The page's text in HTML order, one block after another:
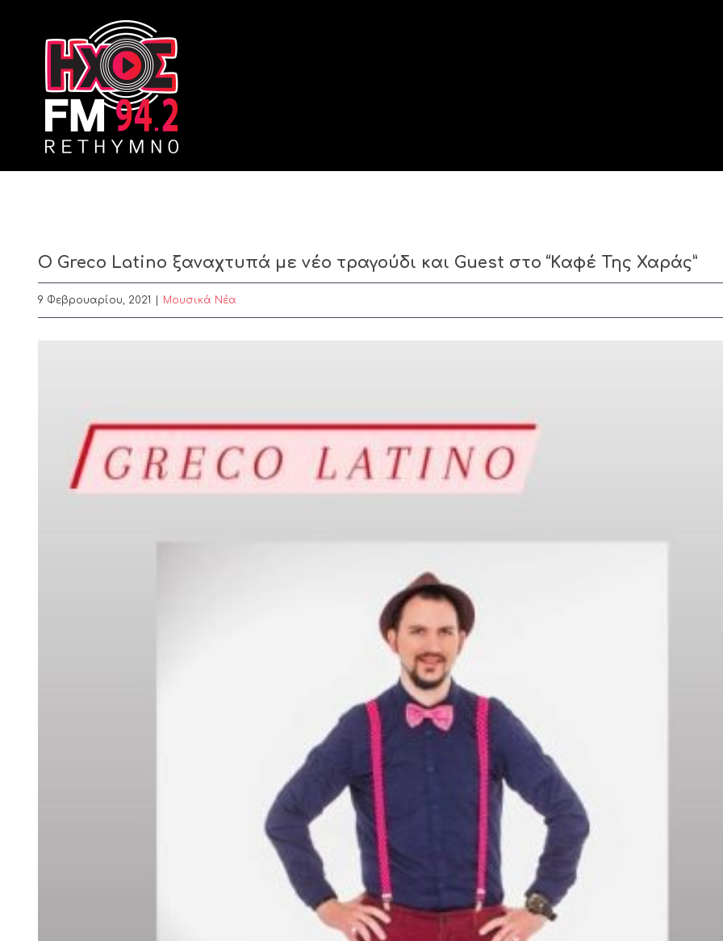
O Greco Latino ξαναχτυπά με νέο τραγούδι και Guest στο “Kαφέ Της Χαράς”
9 Φεβρουαρίου, 2021 Μουσικά Νέα